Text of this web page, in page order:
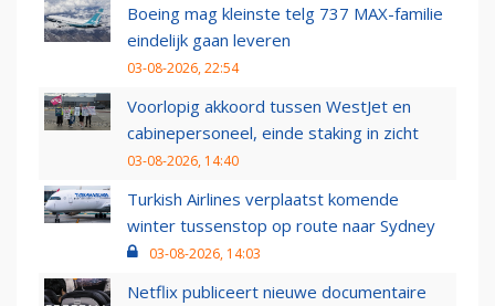
Boeing mag kleinste telg 737 MAX-familie
eindelijk gaan leveren
03-08-2026, 22:54
Voorlopig akkoord tussen WestJet en
cabinepersoneel, einde staking in zicht
03-08-2026, 14:40
Turkish Airlines verplaatst komende
winter tussenstop op route naar Sydney
03-08-2026, 14:03
Netflix publiceert nieuwe documentaire